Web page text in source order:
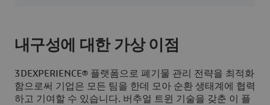
내구성에 대한 가상 이점
3DEXPERIENCE® 플랫폼으로 폐기물 관리
전략을 최적화
함으로써 기업은 모든 팀을 한데 모아 순환 생태계에 협력
하고 기여할 수 있습니다. 버추얼 트윈 기술을 갖춘 이 플